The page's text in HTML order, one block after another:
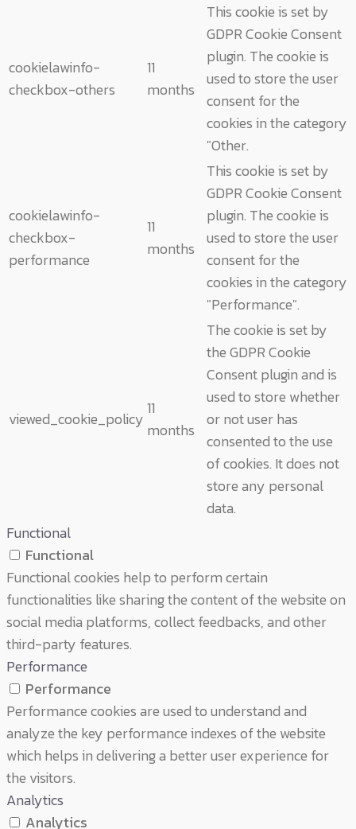
cookielawinfo-
checkbox-others
11
months
This cookie is set by
GDPR Cookie Consent
plugin. The cookie is
used to store the user
consent for the
cookies in the category
"Other.
cookielawinfo-
checkbox-
performance
11
months
This cookie is set by
GDPR Cookie Consent
plugin. The cookie is
used to store the user
consent for the
cookies in the category
"Performance".
viewed_cookie_policy
11
months
The cookie is set by
the GDPR Cookie
Consent plugin and is
used to store whether
or not user has
consented to the use
of cookies. It does not
store any personal
data.
Functional
Functional
Functional cookies help to perform certain
functionalities like sharing the content of the website on
social media platforms, collect feedbacks, and other
third-party features.
Performance
Performance
Performance cookies are used to understand and
analyze the key performance indexes of the website
which helps in delivering a better user experience for
the visitors.
Analytics
Analytics